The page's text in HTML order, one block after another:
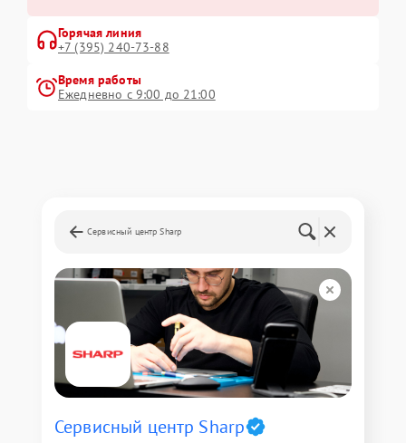
Горячая линия
+7 (395) 240-73-88
Время работы
Ежедневно с 9:00 до 21:00
Сервисный центр Sharp
Сервисный центр Sharp